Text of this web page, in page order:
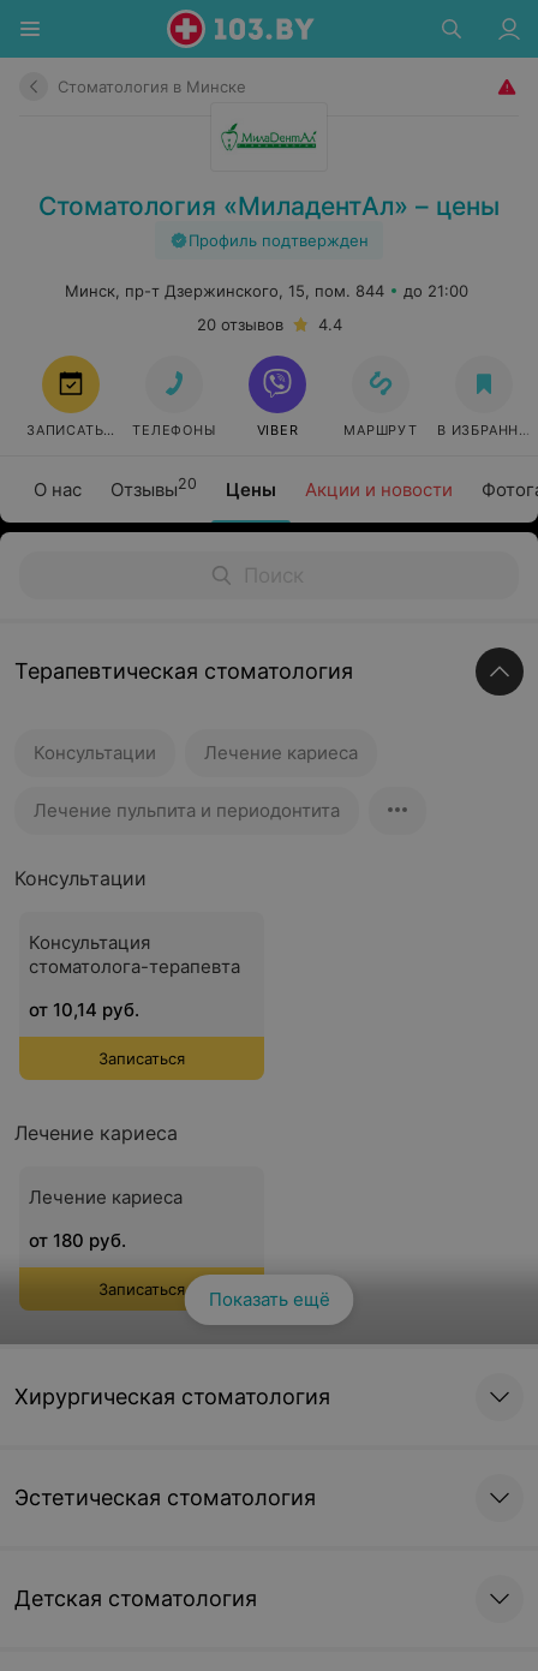
Стоматология в Минске
Стоматология «МиладентАл» – цены
Профиль подтвержден
О нас Отзывы20 Цены Акции и новости
Минск, пр-т Дзержинского, 15, пом. 844
до 21:00
20 отзывов
4.4
ЗАПИСАТЬСЯ ТЕЛЕФОНЫ VIBER МАРШРУТ В ИЗБРАННОЕ
Терапевтическая стоматология
Консультации Лечение кариеса
Лечение пульпита и периодонтита
Консультации
Консультация
стоматолога-терапевта
от 10,14 руб.
Записаться
Лечение кариеса
Лечение кариеса
от 180 руб.
Записаться Показать ещё
Хирургическая стоматология
Эстетическая стоматология
Детская стоматология